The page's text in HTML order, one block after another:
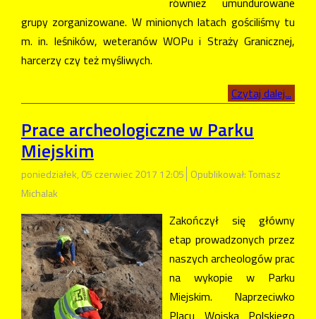
grupy zorganizowane. W minionych latach gościliśmy tu
m. in. leśników, weteranów WOPu i Straży Granicznej,
harcerzy czy też myśliwych.
Czytaj dalej...
Prace archeologiczne w Parku
Miejskim
poniedziałek, 05 czerwiec 2017 12:05 Opublikował: Tomasz
Michalak
Zakończył się główny
etap prowadzonych przez
naszych archeologów prac
na wykopie w Parku
Miejskim. Naprzeciwko
Placu Wojska Polskiego